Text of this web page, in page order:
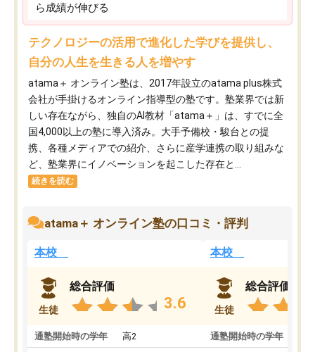
ら成績が伸びる
テクノロジーの活用で進化した学びを提供し、
自分の人生を生きる人を増やす
atama＋ オンライン塾は、2017年設立のatama plus株式
会社が手掛けるオンライン指導型の塾です。塾業界では新
しい存在ながら、独自のAI教材「atama＋」は、すでに全
国4,000以上の塾に導入済み。大手予備校・駿台との提
携、各種メディアでの紹介、さらに産学連携の取り組みな
ど、塾業界にイノベーションを起こした存在と...
続きを読む
atama＋ オンライン塾の口コミ・評判
本校
生徒
総合評価
3.6
通塾開始時の学年 高2
本校
生徒
総合評価
通塾開始時の学年